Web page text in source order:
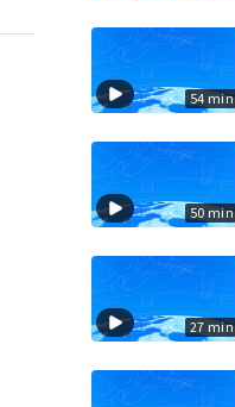
54 min
50 min
27 min